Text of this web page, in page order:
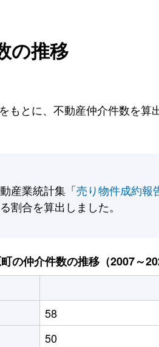
の推移
とに、不動産仲介件数を
産業統計集「売り物件成約報
割合を算出しました。
の仲介件数の推移（2007～
58
50